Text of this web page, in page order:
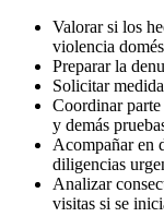
Valorar si los
violencia
Preparar la
Solicitar
Coordinar parte
y demás
Acompañar en
diligencias
Analizar
visitas si se